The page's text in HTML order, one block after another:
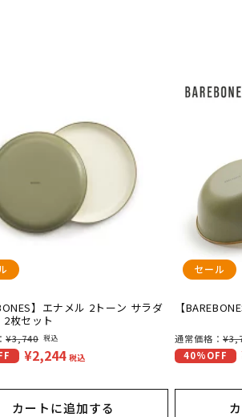
】エナメル 2トーン サラダ
枚セット
¥3,740 税込
¥2,244税込
カートに追加する
セール
【
通
常
通常価格：
セ40%OFF